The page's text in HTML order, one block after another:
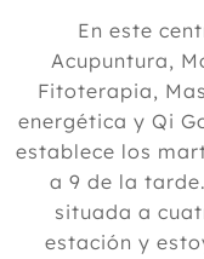
En este
Acupuntura,
Fitoterapia,
energética y Qi
establece los
a 9 de la
situada a
estación y